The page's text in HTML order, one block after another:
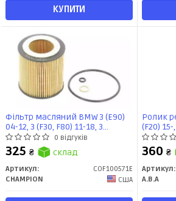
КУПИТИ
Фільтр масляний BMW 3 (E90)
04-12, 3 (F30, F80) 11-18, 3
Convertible (E93) (COF100571E)
CHAMPION
0 відгуків
325 ₴ склад
Артикул:
COF100571E
CHAMPION
США
Ролик
(F20) 15-
F87) 14-,
(F30,
360 ₴
Артикул:
A.B.A